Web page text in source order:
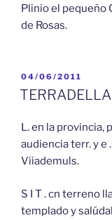
Plinio el pequeño
de Rosas.
PUBLICADO
EL
04/06/2011
L. en la provincia,
audiencia terr. y e
Viiademuls.
S I T . cn terreno
templado y